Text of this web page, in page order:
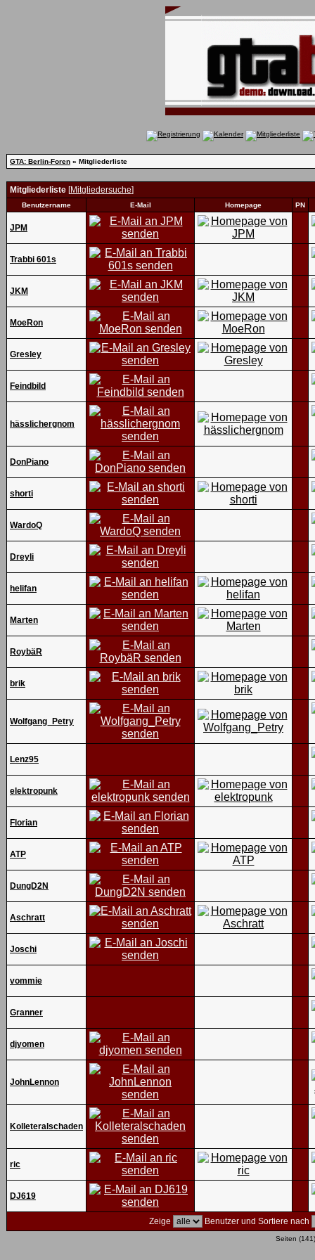
GTA: Berlin-Foren » Mitgliederliste
Mitgliederliste [Mitgliedersuche]
Benutzername E-Mail Homepage PN
JPM
Trabbi 601s
JKM
MoeRon
Gresley
Feindbild
hässlichergnom
DonPiano
shorti
WardoQ
Dreyli
helifan
Marten
RoybäR
brik
Wolfgang_Petry
Lenz95
elektropunk
Florian
ATP
DungD2N
Aschratt
Joschi
vommie
Granner
djyomen
JohnLennon
Kolleteralschaden
ric
DJ619
Zeige Benutzer und Sortiere nach
Seiten